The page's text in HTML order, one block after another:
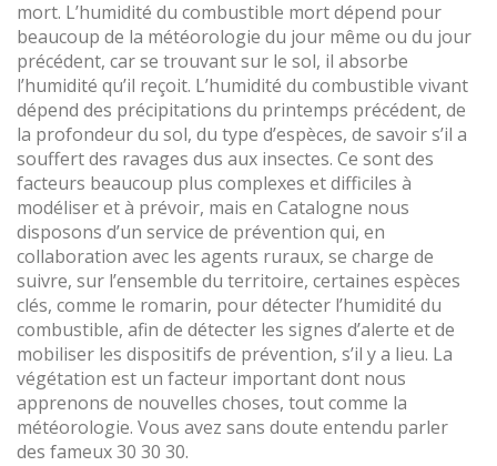
mort. L’humidité du combustible mort dépend pour
beaucoup de la météorologie du jour même ou du jour
précédent, car se trouvant sur le sol, il absorbe
l’humidité qu’il reçoit. L’humidité du combustible vivant
dépend des précipitations du printemps précédent, de
la profondeur du sol, du type d’espèces, de savoir s’il a
souffert des ravages dus aux insectes. Ce sont des
facteurs beaucoup plus complexes et difficiles à
modéliser et à prévoir, mais en Catalogne nous
disposons d’un service de prévention qui, en
collaboration avec les agents ruraux, se charge de
suivre, sur l’ensemble du territoire, certaines espèces
clés, comme le romarin, pour détecter l’humidité du
combustible, afin de détecter les signes d’alerte et de
mobiliser les dispositifs de prévention, s’il y a lieu. La
végétation est un facteur important dont nous
apprenons de nouvelles choses, tout comme la
météorologie. Vous avez sans doute entendu parler
des fameux 30 30 30.